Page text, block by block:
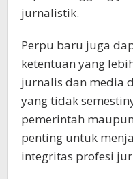
jurnalistik.
Perpu baru juga
ketentuan yang
jurnalis dan media
yang tidak
pemerintah
penting untuk
integritas profesi